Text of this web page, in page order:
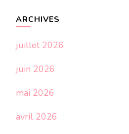
ARCHIVES
juillet 2026
juin 2026
mai 2026
avril 2026